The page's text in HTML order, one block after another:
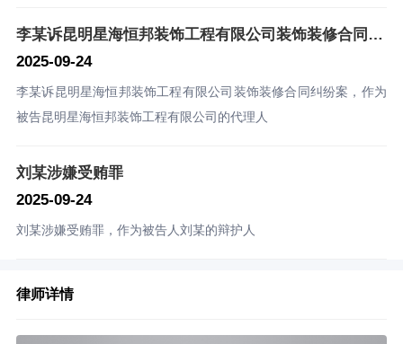
李某诉昆明星海恒邦装饰工程有限公司装饰装修合同纠纷案
2025-09-24
李某诉昆明星海恒邦装饰工程有限公司装饰装修合同纠纷案，作为
被告昆明星海恒邦装饰工程有限公司的代理人
刘某涉嫌受贿罪
2025-09-24
刘某涉嫌受贿罪，作为被告人刘某的辩护人
律师详情